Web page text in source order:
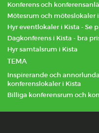
Konferens och
Mötesrum och möteslokaler
Hyr eventlokaler i Kista - Se
Dagkonferens i Kista - bra
Hyr samtalsrum i Kista
TEMA
Inspirerande och
konferenslokaler i Kista
Billiga konferensrum och